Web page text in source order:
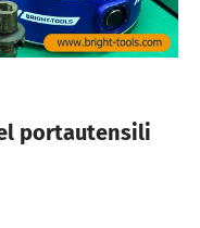
portautensili